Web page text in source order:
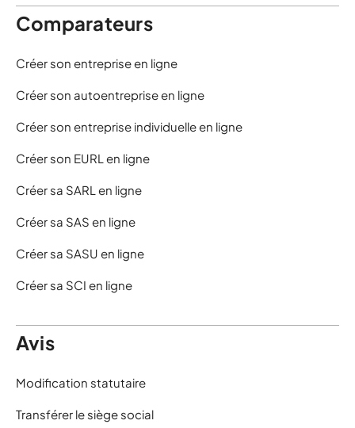
Comparateurs
Créer son entreprise en ligne
Créer son autoentreprise en ligne
Créer son entreprise individuelle en ligne
Créer son EURL en ligne
Créer sa SARL en ligne
Créer sa SAS en ligne
Créer sa SASU en ligne
Créer sa SCI en ligne
Avis
Modification statutaire
Transférer le siège social